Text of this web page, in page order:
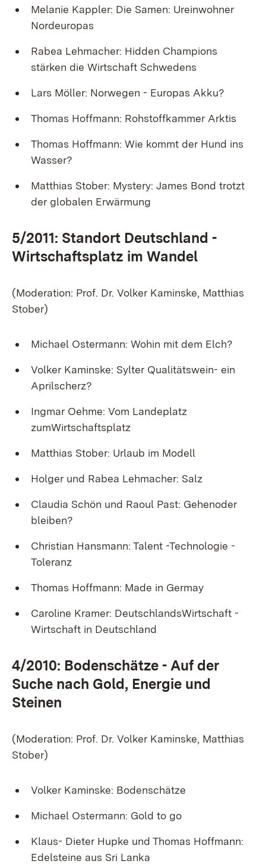
Melanie Kappler: Die Samen: Ureinwohner
Nordeuropas
Rabea Lehmacher: Hidden Champions
stärken die Wirtschaft Schwedens
Lars Möller: Norwegen - Europas Akku?
Thomas Hoffmann: Rohstoffkammer Arktis
Thomas Hoffmann: Wie kommt der Hund ins
Wasser?
Matthias Stober: Mystery: James Bond trotzt
der globalen Erwärmung
5/2011: Standort Deutschland -
Wirtschaftsplatz im Wandel
(Moderation: Prof. Dr. Volker Kaminske, Matthias
Stober)
Michael Ostermann: Wohin mit dem Elch?
Volker Kaminske: Sylter Qualitätswein- ein
Aprilscherz?
Ingmar Oehme: Vom Landeplatz
zumWirtschaftsplatz
Matthias Stober: Urlaub im Modell
Holger und Rabea Lehmacher: Salz
Claudia Schön und Raoul Past: Gehenoder
bleiben?
Christian Hansmann: Talent -Technologie -
Toleranz
Thomas Hoffmann: Made in Germay
Caroline Kramer: DeutschlandsWirtschaft -
Wirtschaft in Deutschland
4/2010: Bodenschätze - Auf der
Suche nach Gold, Energie und
Steinen
(Moderation: Prof. Dr. Volker Kaminske, Matthias
Stober)
Volker Kaminske: Bodenschätze
Michael Ostermann: Gold to go
Klaus- Dieter Hupke und Thomas Hoffmann:
Edelsteine aus Sri Lanka